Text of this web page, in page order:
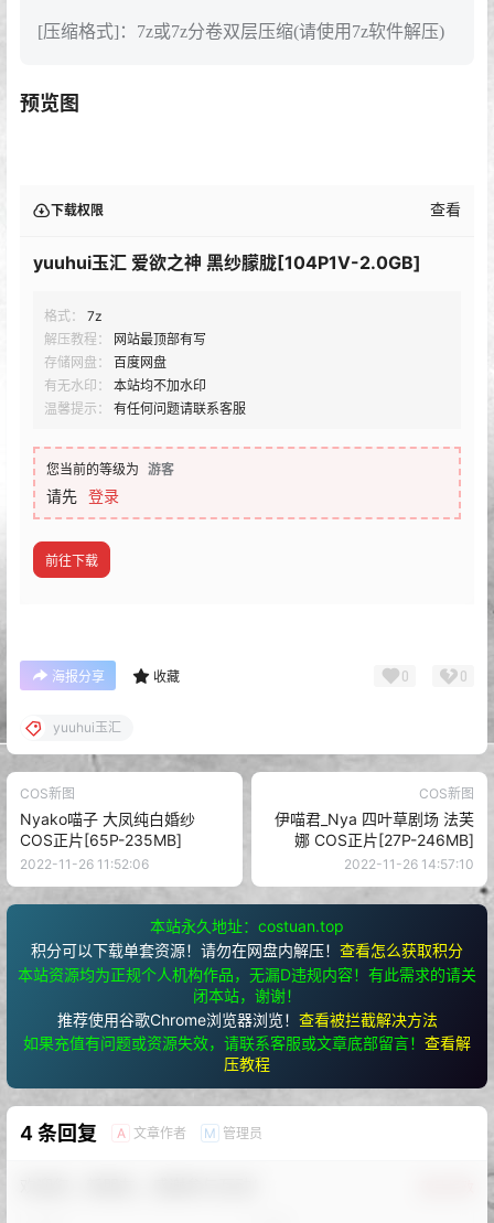
[压缩格式]：7z或7z分卷双层压缩(请使用7z软件解压)
预览图
下载权限 查看
yuuhui玉汇 爱欲之神 黑纱朦胧[104P1V-2.0GB]
格式：
7z
解压教程：
网站最顶部有写
存储网盘：
百度网盘
有无水印：
本站均不加水印
温馨提示：
有任何问题请联系客服
您当前的等级为 游客
请先 登录
前往下载
海报分享 收藏 0 0
yuuhui玉汇
COS新图
Nyako喵子 大凤纯白婚纱
COS正片[65P-235MB]
2022-11-26 11:52:06
COS新图
伊喵君_Nya 四叶草剧场 法芙
娜 COS正片[27P-246MB]
2022-11-26 14:57:10
本站永久地址：costuan.top
积分可以下载单套资源！请勿在网盘内解压！ 查看怎么获取积分
本站资源均为正规个人机构作品，无漏D违规内容！有此需求的请关
闭本站，谢谢！
推荐使用谷歌Chrome浏览器浏览！ 查看被拦截解决方法
如果充值有问题或资源失效，请联系客服或文章底部留言！ 查看解
压教程
4 条回复 A 文章作者 M 管理员